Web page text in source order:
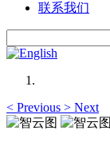
联系我们
< Previous > Next